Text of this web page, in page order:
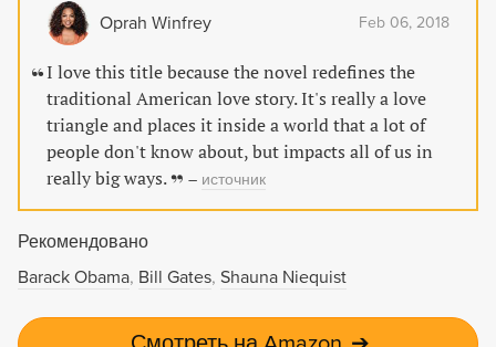
которого он не совершал. Селестия, несмотря на свой
сильный и независимый характер, опустошена. Она
вступает в отношения с Андре, ее другом детства и
шафером на ее свадьбе. Она требует от мужа развода,
понимая, что не сможет любить его как раньше.
Внезапно через пять лет приговор Роя отменяют, и он
возвращается в Атланту, готовый возобновить
Oprah Winfrey Feb 06, 2018
I love this title because the novel redefines the
traditional American love story. It's really a love
triangle and places it inside a world that a lot of
people don't know about, but impacts all of us in
really big ways.
– источник
Рекомендовано
Barack Obama Bill Gates Shauna Niequist